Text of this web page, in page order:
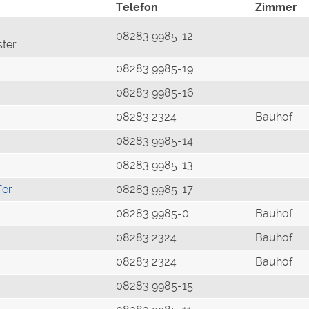
Telefon Zimmer
08283 9985-12
08283 9985-19
08283 9985-16
08283 2324
Bauhof
08283 9985-14
08283 9985-13
08283 9985-17
08283 9985-0
Bauhof
08283 2324
Bauhof
08283 2324
Bauhof
08283 9985-15